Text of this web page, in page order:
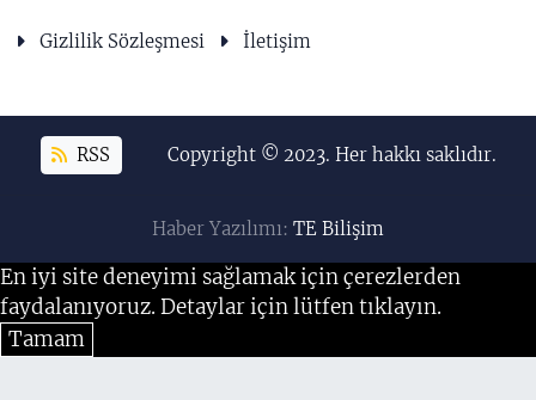
Gizlilik Sözleşmesi İletişim
RSS Copyright © 2023. Her hakkı saklıdır.
Haber Yazılımı: TE Bilişim
En iyi site deneyimi sağlamak için çerezlerden
faydalanıyoruz. Detaylar için lütfen tıklayın.
Tamam